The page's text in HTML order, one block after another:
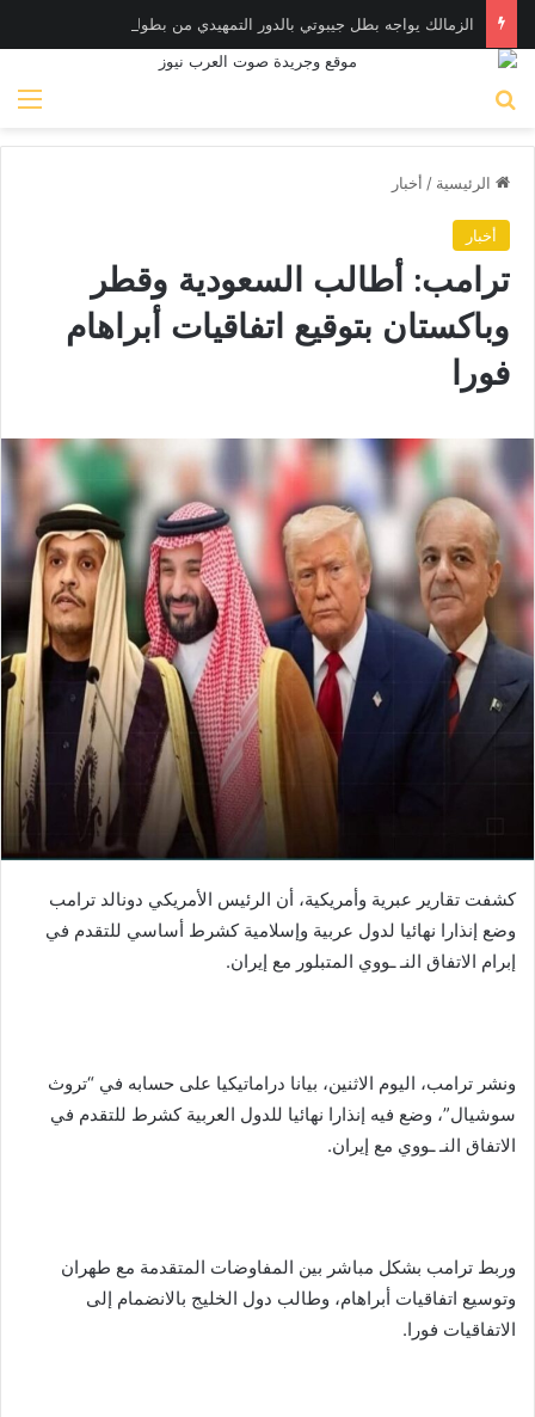
الزمالك يواجه بطل جيبوتي بالدور التمهيدي من بطولة إفريقيا
الرئيسية / أخبار
أخبار
ترامب: أطالب السعودية وقطر
وباكستان بتوقيع اتفاقيات أبراهام
فورا
كشفت تقارير عبرية وأمريكية، أن الرئيس الأمريكي دونالد ترامب
وضع إنذارا نهائيا لدول عربية وإسلامية كشرط أساسي للتقدم في
إبرام الاتفاق النـ ـووي المتبلور مع إيران.
ونشر ترامب، اليوم الاثنين، بيانا دراماتيكيا على حسابه في “تروث
سوشيال”، وضع فيه إنذارا نهائيا للدول العربية كشرط للتقدم في
الاتفاق النـ ـووي مع إيران.
وربط ترامب بشكل مباشر بين المفاوضات المتقدمة مع طهران
وتوسيع اتفاقيات أبراهام، وطالب دول الخليج بالانضمام إلى
الاتفاقيات فورا.